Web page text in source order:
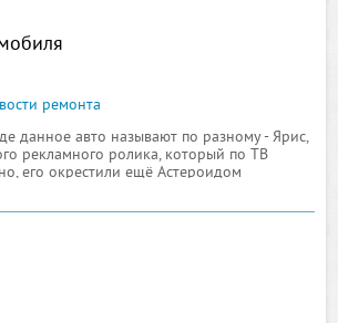
ремонта
данное авто называют по разному - Ярис,
рекламного ролика, который по ТВ
его окрестили ещё Астероидом